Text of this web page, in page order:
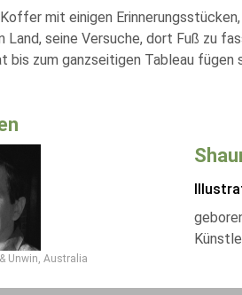
mit einigen
Land, seine Versuche, dort Fuß zu
bis zum ganzseitigen Tableau fügen
Unwin, Australia